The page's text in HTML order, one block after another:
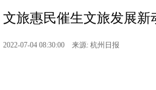
文旅惠民催生文旅发展新
2022-07-04 08:30:00 来源: 杭州日报